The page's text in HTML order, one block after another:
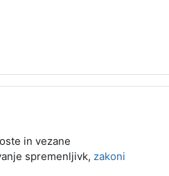
in vezane
spremenljivk, zakoni